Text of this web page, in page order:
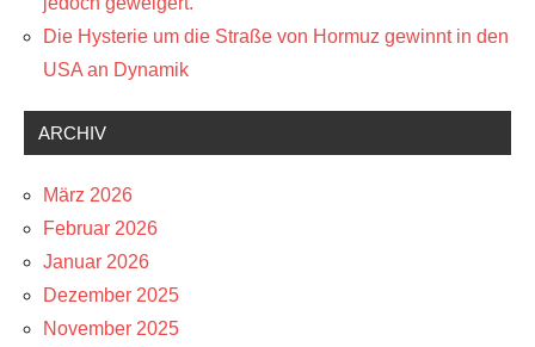
Die Hysterie um die Straße von Hormuz gewinnt in den
USA an Dynamik
ARCHIV
März 2026
Februar 2026
Januar 2026
Dezember 2025
November 2025